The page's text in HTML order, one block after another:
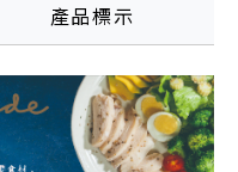
產品標示